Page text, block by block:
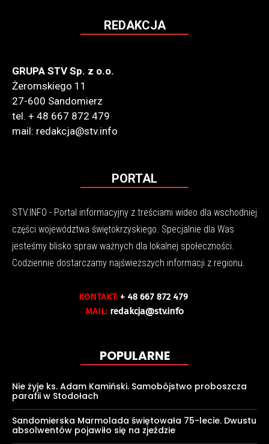
REDAKCJA
GRUPA STV Sp. z o.o.
Żeromskiego 11
27-600 Sandomierz
tel. + 48 667 872 479
mail: redakcja@stv.info
PORTAL
STV.INFO - Portal informacyjny z treściami wideo dla wschodniej
części województwa świętokrzyskiego. Specjalnie dla Was
jesteśmy blisko spraw ważnych dla lokalnej społeczności.
Codziennie dostarczamy najświeższych informacji z regionu.
KONTAKT: + 48 667 872 479
MAIL: redakcja@stv.info
POPULARNE
Nie żyje ks. Adam Kamiński. Samobójstwo proboszcza
parafii w Stodołach
Sandomierska Marmolada świętowała 75-lecie. Dwustu
absolwentów pojawiło się na zjeździe